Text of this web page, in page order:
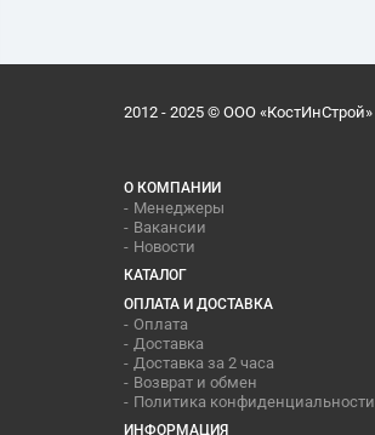
2012 - 2025 © ООО «КостИнСтрой»
О КОМПАНИИ
Менеджеры
Вакансии
Новости
КАТАЛОГ
ОПЛАТА И ДОСТАВКА
Оплата
Доставка
Доставка за 2 часа
Возврат и обмен
Политика конфиденциальности
ИНФОРМАЦИЯ